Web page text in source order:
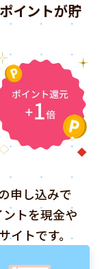
イントが貯
申し込みで
トを現金や
トです。